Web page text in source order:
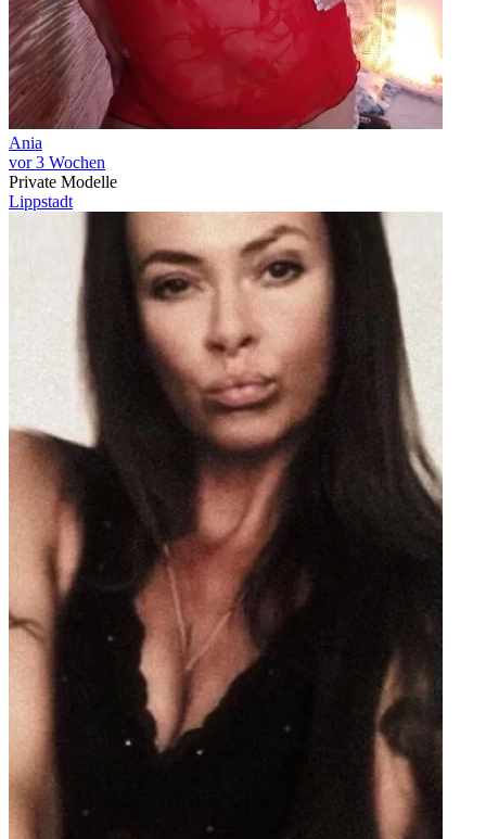
Ania
vor 3 Wochen
Private Modelle
Lippstadt